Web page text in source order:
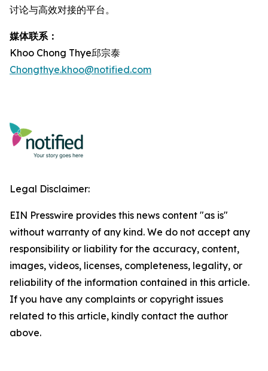
讨论与高效对接的平台。
媒体联系：
Khoo Chong Thye邱宗泰
Chongthye.khoo@notified.com
Legal Disclaimer:
EIN Presswire provides this news content "as is"
without warranty of any kind. We do not accept any
responsibility or liability for the accuracy, content,
images, videos, licenses, completeness, legality, or
reliability of the information contained in this article.
If you have any complaints or copyright issues
related to this article, kindly contact the author
above.